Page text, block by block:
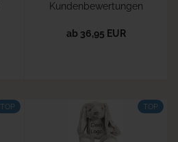
Kundenbewertungen
ab 36,95 EUR
TOP TOP